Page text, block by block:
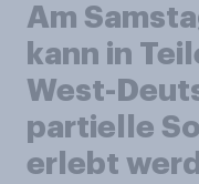
Am
kann in
West-
partielle
erlebt